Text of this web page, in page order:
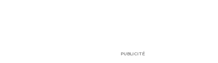
PUBLICITÉ